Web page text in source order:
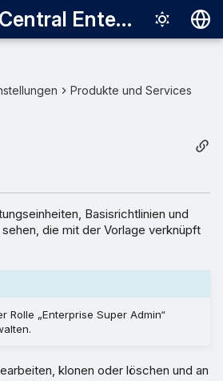
Sophos Central Enterprise
English
한국어
Produkte und Services
Basisrichtlinien und
die mit der Vorlage verknüpft
Rolle „Enterprise Super Admin“
klonen oder löschen und an